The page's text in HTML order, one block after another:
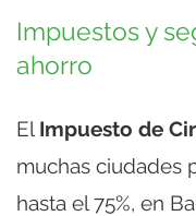
Impuestos y
ahorro
El Impuesto de
muchas ciudades
hasta el 75%, en